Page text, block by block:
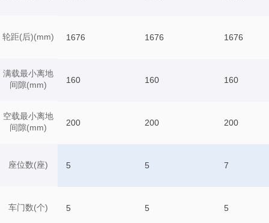
轮距(后)(mm)
满载最小离地
间隙(mm)
空载最小离地
间隙(mm)
座位数(座)
车门数(个)
1676 1676 1676
160 160 160
200 200 200
5 5 7
5 5 5